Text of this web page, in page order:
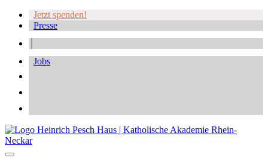
Jetzt spenden!
Presse
Jobs